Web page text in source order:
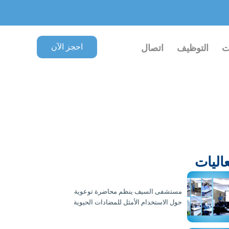
التوظيف اتصال احجز الآن
مستشفى السيف ينظم محاضرة توعوية
حول الاستخدام الأمثل للمضادات الحيوية